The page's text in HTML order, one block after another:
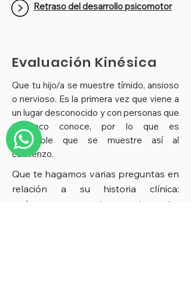
Retraso del desarrollo psicomotor​
Evaluación Kinésica
Que tu hijo/a se muestre tímido, ansioso
o nervioso. Es la primera vez que viene a
un lugar desconocido y con personas que
tampoco conoce, por lo que es
esperable que se muestre así al
comienzo.
Que te hagamos varias preguntas en
relación a su historia clínica:
embarazo y parto, post parto,